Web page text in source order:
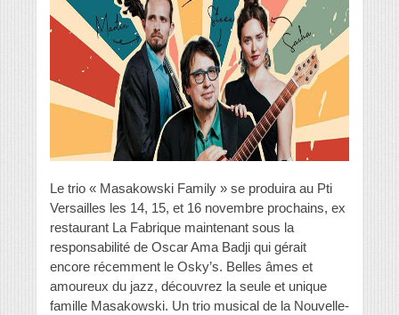
Le trio « Masakowski Family » se produira au Pti
Versailles les 14, 15, et 16 novembre prochains, ex
restaurant La Fabrique maintenant sous la
responsabilité de Oscar Ama Badji qui gérait
encore récemment le Osky’s. Belles âmes et
amoureux du jazz, découvrez la seule et unique
famille Masakowski. Un trio musical de la Nouvelle-